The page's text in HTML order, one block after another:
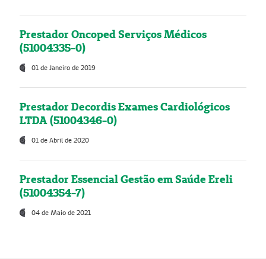
Prestador Oncoped Serviços Médicos
(51004335-0)
01 de Janeiro de 2019
Prestador Decordis Exames Cardiológicos
LTDA (51004346-0)
01 de Abril de 2020
Prestador Essencial Gestão em Saúde Ereli
(51004354-7)
04 de Maio de 2021